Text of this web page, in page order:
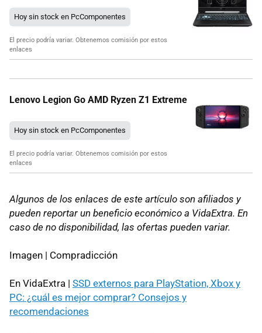
Hoy sin stock en PcComponentes
El precio podría variar. Obtenemos comisión por estos
enlaces
Lenovo Legion Go AMD Ryzen Z1 Extreme
Hoy sin stock en PcComponentes
El precio podría variar. Obtenemos comisión por estos
enlaces
Algunos de los enlaces de este artículo son afiliados y
pueden reportar un beneficio económico a VidaExtra. En
caso de no disponibilidad, las ofertas pueden variar.
Imagen | Compradicción
En VidaExtra | SSD externos para PlayStation, Xbox y
PC: ¿cuál es mejor comprar? Consejos y
recomendaciones